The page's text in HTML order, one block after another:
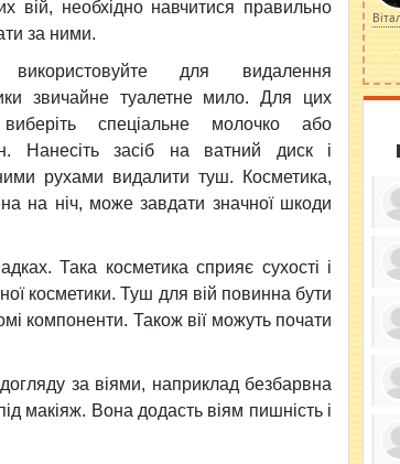
вій, необхідно навчитися правильно
за ними.
для видалення
звичайне туалетне мило. Для цих
спеціальне молочко або
Нанесіть засіб на ватний диск і
рухами видалити туш. Косметика,
на ніч, може завдати значної шкоди
Така косметика сприяє сухості і
косметики. Туш для вій повинна бути
компоненти. Також вії можуть почати
за віями, наприклад безбарвна
макіяж. Вона додасть віям пишність і